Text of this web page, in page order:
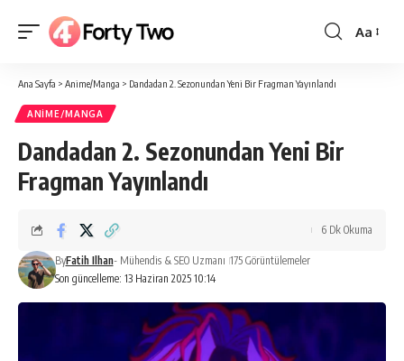
Yazı
Aa
Ana Sayfa > Anime/Manga > Dandadan 2. Sezonundan Yeni Bir Fragman Yayınlandı
ANIME/MANGA
Dandadan 2. Sezonundan Yeni Bir
Fragman Yayınlandı
Son güncelleme: 13 Haziran 2025 10:14
ByFatih Ilhan- Mühendis & SEO Uzmanı 175 Görüntülemeler
6 Dk Okuma